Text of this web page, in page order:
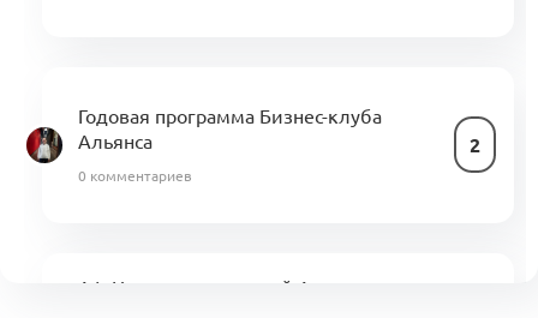
Годовая программа Бизнес-клуба
Альянса
2
0 комментариев
A1: Центр компетенций Альянса.